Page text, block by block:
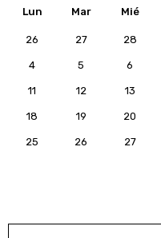
Lun Mar Mié
26 27 28
4 5 6
11 12 13
18 19 20
25 26 27